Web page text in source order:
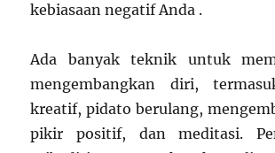
kebiasaan negatif Anda .
Ada banyak teknik untuk
mengembangkan diri,
kreatif, pidato berulang,
pikir positif, dan meditasi.